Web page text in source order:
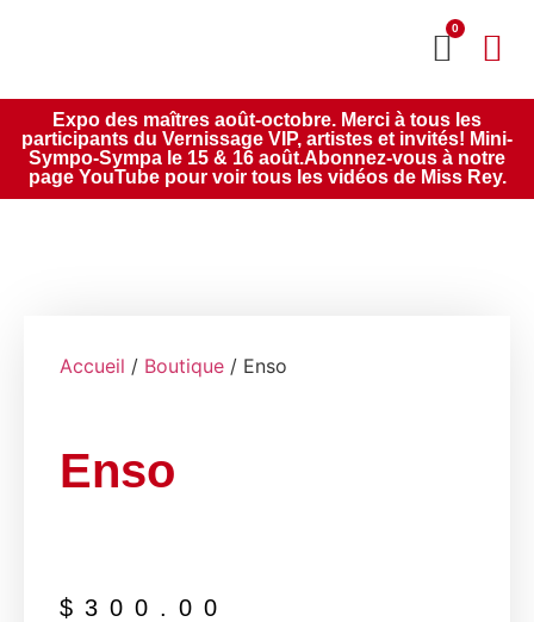
0
Expo des maîtres août-octobre. Merci à tous les
participants du Vernissage VIP, artistes et invités! Mini-
Sympo-Sympa le 15 & 16 août.Abonnez-vous à notre
page YouTube pour voir tous les vidéos de Miss Rey.
Accueil / Boutique / Enso
Enso
$ 300.00